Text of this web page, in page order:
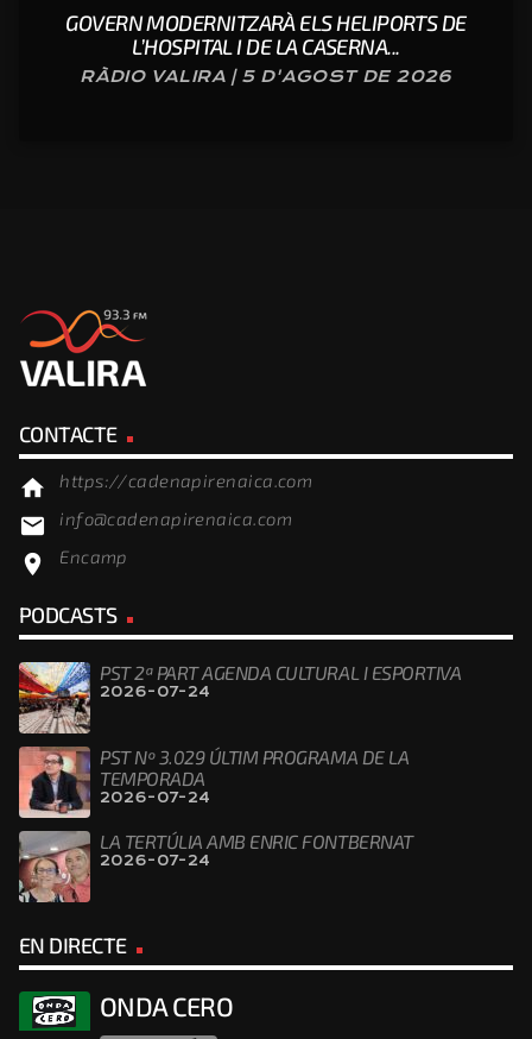
GOVERN MODERNITZARÀ ELS HELIPORTS DE
L’HOSPITAL I DE LA CASERNA...
RÀDIO VALIRA | 5 D'AGOST DE 2026
CONTACTE
home https://cadenapirenaica.com
email info@cadenapirenaica.com
location_on Encamp
PODCASTS
PST 2ª PART AGENDA CULTURAL I ESPORTIVA
2026-07-24
PST Nº 3.029 ÚLTIM PROGRAMA DE LA
TEMPORADA
2026-07-24
LA TERTÚLIA AMB ENRIC FONTBERNAT
2026-07-24
EN DIRECTE
ONDA CERO